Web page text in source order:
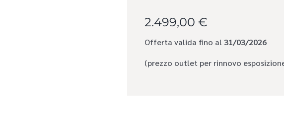
2.499,00 €
Offerta valida fino al 31/03/2026
(prezzo outlet per rinnovo